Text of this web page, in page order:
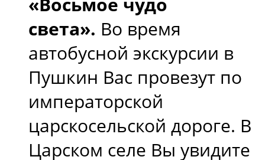
света». Во время
автобусной экскурсии в
Пушкин Вас провезут по
императорской
царскосельской дороге. В
Царском селе Вы увидите